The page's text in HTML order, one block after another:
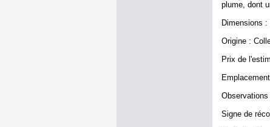
plume, dont
Dimensions
Origine :
Prix de
Signe de